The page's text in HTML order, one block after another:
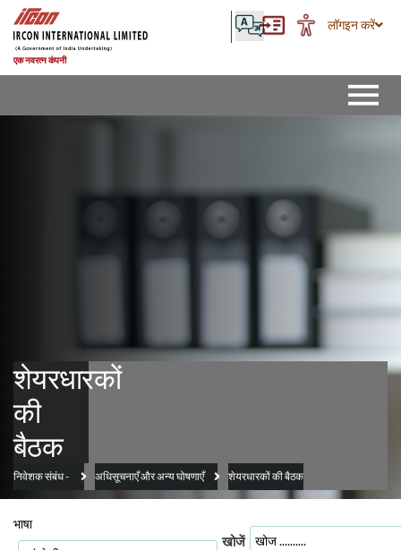
एक नवरत्न कंपनी
लॉगइन करें
शेयरधारकों
की
बैठक
निवेशक संबंध- अधिसूचनाएँ और अन्य घोषणाएँ शेयरधारकों की बैठक
भाषा
खोजें